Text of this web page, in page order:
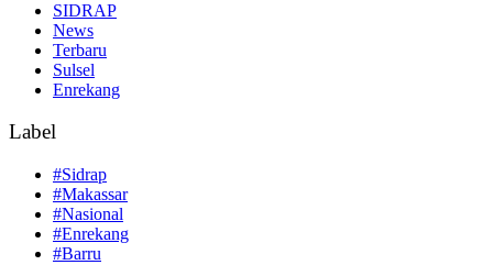
SIDRAP
News
Terbaru
Sulsel
Enrekang
Label
#Sidrap
#Makassar
#Nasional
#Enrekang
#Barru